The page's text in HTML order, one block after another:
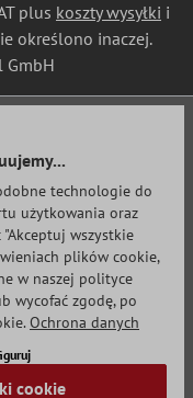
plus koszty wysyłki i
określono inaczej.
GmbH
technologie do
użytkowania oraz
wszystkie
plików cookie,
w naszej polityce
wycofać zgodę, po
Ochrona danych
cookie